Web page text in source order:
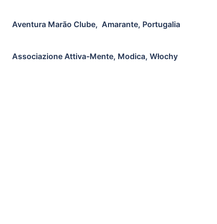
Aventura Marão Clube, Amarante, Portugalia
Associazione Attiva-Mente, Modica, Włochy